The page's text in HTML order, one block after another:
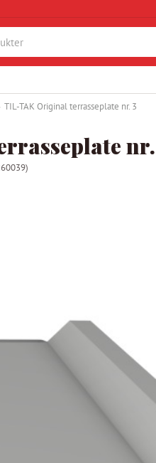
TIL-TAK Original terrasseplate nr. 3